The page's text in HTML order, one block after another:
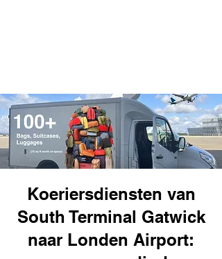
Koeriersdiensten van
South Terminal Gatwick
naar Londen Airport: